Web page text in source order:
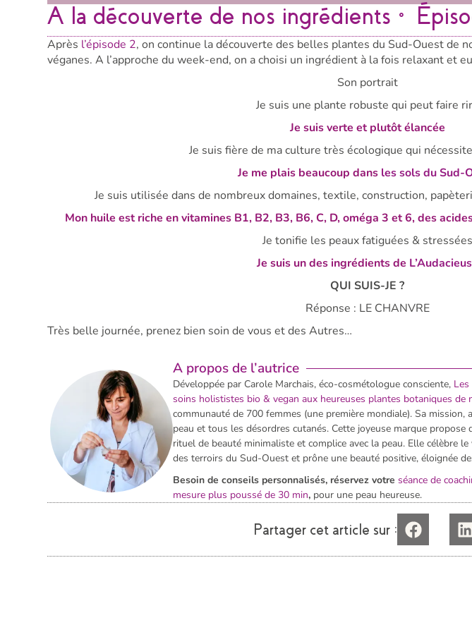
A la découverte de nos ingrédients •
Après l’épisode 2, on continue la découverte des belles plantes du Sud-Ouest de
véganes. A l’approche du week-end, on a choisi un ingrédient à la fois relaxant et
Son portrait
Je suis une plante robuste qui peut faire
Je suis verte et plutôt élancée
Je suis fière de ma culture très écologique qui
Je me plais beaucoup dans les sols du Sud-
Je suis utilisée dans de nombreux domaines, textile, construction,
Mon huile est riche en vitamines B1, B2, B3, B6, C, D, oméga 3 et 6, des
Je tonifie les peaux fatiguées & stressées
Je suis un des ingrédients de
QUI SUIS-JE ?
Réponse : LE CHANVRE
Très belle journée, prenez bien soin de vous et des Autres…
A propos de l’autrice
Développée par Carole Marchais, éco-cosmétologue consciente, Les
soins holististes bio & vegan aux heureuses plantes botaniques de
communauté de 700 femmes (une première mondiale). Sa
peau et tous les désordres cutanés. Cette joyeuse marque
rituel de beauté minimaliste et complice avec la peau. Elle célèbre
des terroirs du Sud-Ouest et prône une beauté positive, éloignée
Besoin de conseils personnalisés, réservez votre séance de
mesure plus poussé de 30 min, pour une peau heureuse.
Partager cet article sur :